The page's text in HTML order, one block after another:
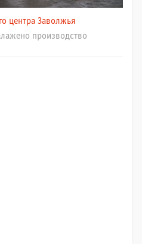
центра Заволжья
производство